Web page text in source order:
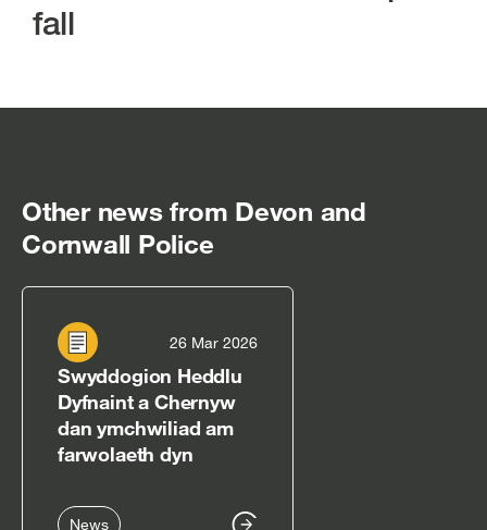
fall
Other news from Devon and
Cornwall Police
26 Mar 2026
Swyddogion Heddlu
Dyfnaint a Chernyw
dan ymchwiliad am
farwolaeth dyn
News